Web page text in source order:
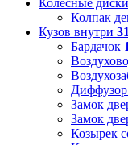
Колпак
Кузов внутри 31
Бардачок 1
Диффузор
Замок
Замок
Козырек